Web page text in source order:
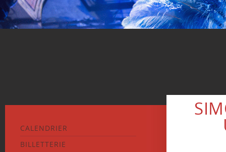
CALENDRIER
BILLETTERIE